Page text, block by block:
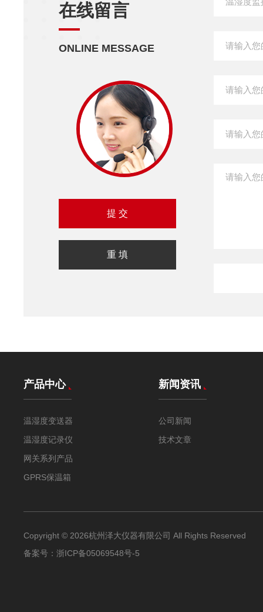
在线留言
ONLINE MESSAGE
产品中心
温湿度变送器
温湿度记录仪
网关系列产品
GPRS保温箱
新闻资讯
公司新闻
技术文章
Copyright © 2026杭州泽大仪器有限公司 All Rights Reserved
备案号： 浙ICP备05069548号-5